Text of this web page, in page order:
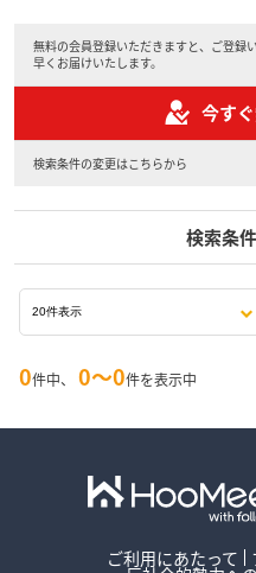
無料の会員登録いただきますと、ご登録
早くお届けいたします。
今す
検索条件の変更はこちらから
検索条
0件中、 0〜0件を表示中
ご利用にあたって